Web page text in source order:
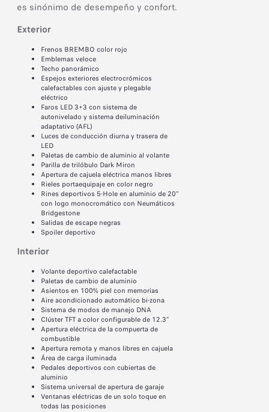
es sinónimo de desempeño y confort.
Exterior​
Frenos BREMBO color rojo
Emblemas veloce
Techo panorámico
Espejos exteriores electrocrómicos
calefactables con ajuste y plegable
eléctrico
Faros LED 3+3 con sistema de
autonivelado y sistema deiluminación
adaptativo (AFL)
Luces de conducción diurna y trasera de
LED
Paletas de cambio de aluminio al volante
Parilla de trilóbulo Dark Miron
Apertura de cajuela eléctrica manos libres
Rieles portaequipaje en color negro
Rines deportivos 5-Hole en aluminio de 20"
con logo monocromático con Neumáticos
Bridgestone
Salidas de escape negras
Spoiler deportivo
Interior
Volante deportivo calefactable
Paletas de cambio de aluminio
Asientos en 100% piel con memorias
Aire acondicionado automático bi-zona
Sistema de modos de manejo DNA
Clúster TFT a color configurable de 12.3"
Apertura eléctrica de la compuerta de
combustible
Apertura remota y manos libres en cajuela
Área de carga iluminada
Pedales deportivos con cubiertas de
aluminio
Sistema universal de apertura de garaje
Ventanas eléctricas de un solo toque en
todas las posiciones